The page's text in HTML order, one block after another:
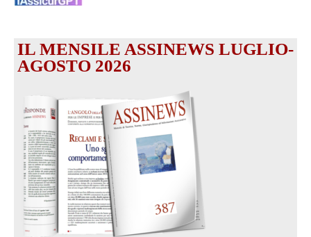
IL MENSILE ASSINEWS LUGLIO-
AGOSTO 2026